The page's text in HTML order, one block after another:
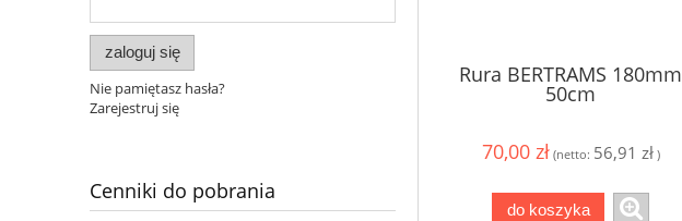
zaloguj się
Nie pamiętasz hasła?
Zarejestruj się
Cenniki do pobrania
Rura BERTRAMS 180mm
50cm
70,00 zł (netto: 56,91 zł)
do koszyka